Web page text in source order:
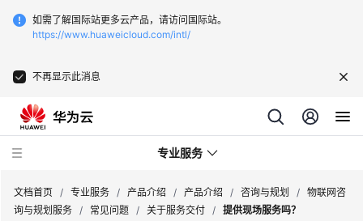
如需了解国际站更多云产品，请访问国际站。
https://www.huaweicloud.com/intl/
不再显示此消息
专业服务
文档首页 / 专业服务 / 产品介绍 / 产品介绍 / 咨询与规划 / 物联网咨
询与规划服务 / 常见问题 / 关于服务交付 / 提供现场服务吗？